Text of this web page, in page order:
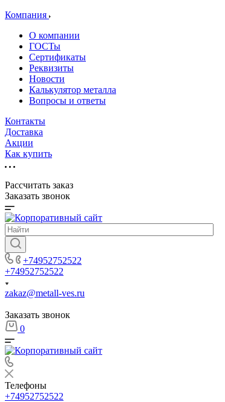
Компания
О компании
ГОСТы
Сертификаты
Реквизиты
Новости
Калькулятор металла
Вопросы и ответы
Контакты
Доставка
Акции
Как купить
Рассчитать заказ
Заказать звонок
+74952752522
+74952752522
zakaz@metall-ves.ru
Заказать звонок
0
Телефоны
+74952752522